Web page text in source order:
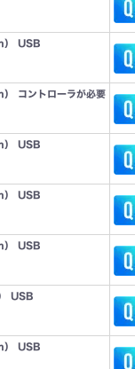
） USB
コントローラが必要
） USB
） USB
） USB
USB
） USB